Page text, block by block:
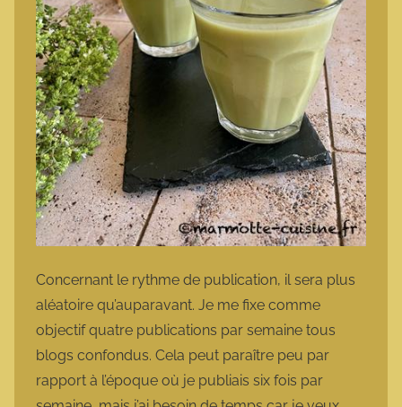
Concernant le rythme de publication, il sera plus
aléatoire qu’auparavant. Je me fixe comme
objectif quatre publications par semaine tous
blogs confondus. Cela peut paraître peu par
rapport à l’époque où je publiais six fois par